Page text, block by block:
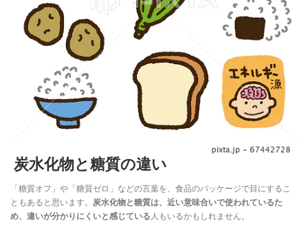
炭水化物と糖質の違い
「糖質オフ」や「糖質ゼロ」などの言葉を、食品のパッケージで目にするこ
ともあると思います。 炭水化物と糖質は、近い意味合いで使われているた
め、違いが分かりにくいと感じている人もいるかもしれません。